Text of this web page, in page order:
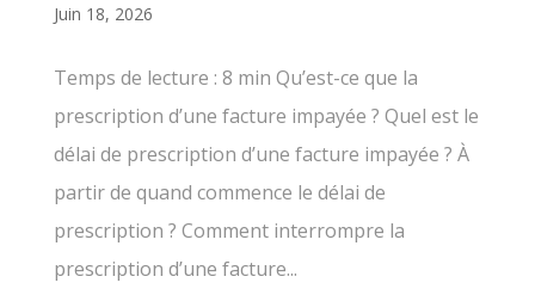
Juin 18, 2026
Temps de lecture : 8 min Qu’est-ce que la
prescription d’une facture impayée ? Quel est le
délai de prescription d’une facture impayée ? À
partir de quand commence le délai de
prescription ? Comment interrompre la
prescription d’une facture...